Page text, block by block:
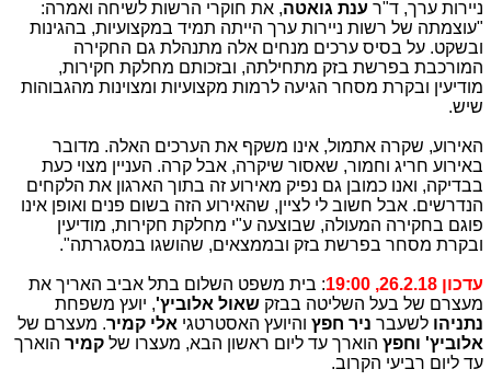
ניירות ערך, ד"ר ענת גואטה, את חוקרי הרשות לשיחה ואמרה:
"עוצמתה של רשות ניירות ערך הייתה תמיד במקצועיות, בהגינות
ובשקט. ‏‎על בסיס ערכים מנחים אלה מתנהלת גם החקירה
המורכבת בפרשת בזק מתחילתה, ובזכותם מחלקת חקירות,
מודיעין ובקרת מסחר הגיעה לרמות מקצועיות ומצוינות מהגבוהות
שיש.
האירוע, שקרה אתמול, אינו משקף את הערכים האלה. מדובר
באירוע חריג וחמור, שאסור שיקרה, אבל קרה. העניין מצוי כעת
בבדיקה, ואנו כמובן גם נפיק מאירוע זה בתוך הארגון את הלקחים
הנדרשים. אבל חשוב לי לציין, שהאירוע הזה בשום פנים ואופן אינו
פוגם בחקירה המעולה, שבוצעה ע"י מחלקת חקירות, מודיעין
ובקרת מסחר בפרשת בזק ובממצאים, שהושגו במסגרתה".
עדכון 26.2.18, 19:00
: בית משפט השלום בתל אביב האריך את
מעצרם של בעל השליטה בבזק שאול אלוביץ', יועץ משפחת
נתניהו לשעבר ניר חפץ והיועץ האסטרטגי אלי קמיר. מעצרם של
אלוביץ' וחפץ הוארך עד ליום ראשון הבא, מעצרו של קמיר הוארך
עד ליום רביעי הקרוב.